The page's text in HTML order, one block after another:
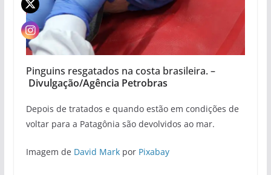
Pinguins resgatados na costa brasileira. –
Divulgação/Agência Petrobras
Depois de tratados e quando estão em condições de
voltar para a Patagônia são devolvidos ao mar.
Imagem de David Markpor Pixabay